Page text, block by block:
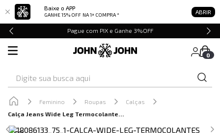
Baixe o APP
GANHE 15% OFF NA 1ª COMPRA * ABRIR
Pague com PIX e Ganhe 3%OFF
0
Feminino Roupas
Calças
Calça Jeans Wide Leg Termocolantes John John Feminina